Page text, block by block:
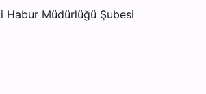
Habur Müdürlüğü Şubesi